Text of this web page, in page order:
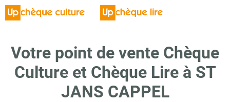
Votre point de vente Chèque
Culture et Chèque Lire à ST
JANS CAPPEL